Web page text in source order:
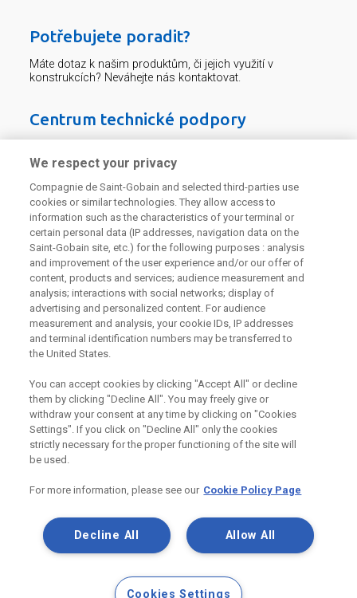
Potřebujete poradit?
Máte dotaz k našim produktům, či jejich využití v
konstrukcích? Neváhejte nás kontaktovat.
Centrum technické podpory
226 292 224 Zaslat dotaz
Odebírejte náš newsletter
Užitečné odkazy
Souhlas se zpracováním osobních údajů a cookies
Souhlas se zpracováním osobních údajů k marketingovým
účelům
CZ a.s., IČ:25029673, se sídlem
Praha 8, Smrčkova 2485/4, PSČ 180
We respect your privacy
Compagnie de Saint-Gobain and selected third-parties use
cookies or similar technologies. They allow access to
information such as the characteristics of your terminal or
certain personal data (IP addresses, navigation data on the
Saint-Gobain site, etc.) for the following purposes : analysis
and improvement of the user experience and/or our offer of
content, products and services; audience measurement and
analysis; interactions with social networks; display of
advertising and personalized content. For audience
measurement and analysis, your cookie IDs, IP addresses
and terminal identification numbers may be transferred to
the United States.
You can accept cookies by clicking "Accept All" or decline
them by clicking "Decline All". You may freely give or
withdraw your consent at any time by clicking on "Cookies
Settings". If you click on "Decline All" only the cookies
strictly necessary for the proper functioning of the site will
be used.
For more information, please see our Cookie Policy Page
Allow All
Decline All
Cookies Settings